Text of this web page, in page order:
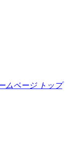
ムページ トップ